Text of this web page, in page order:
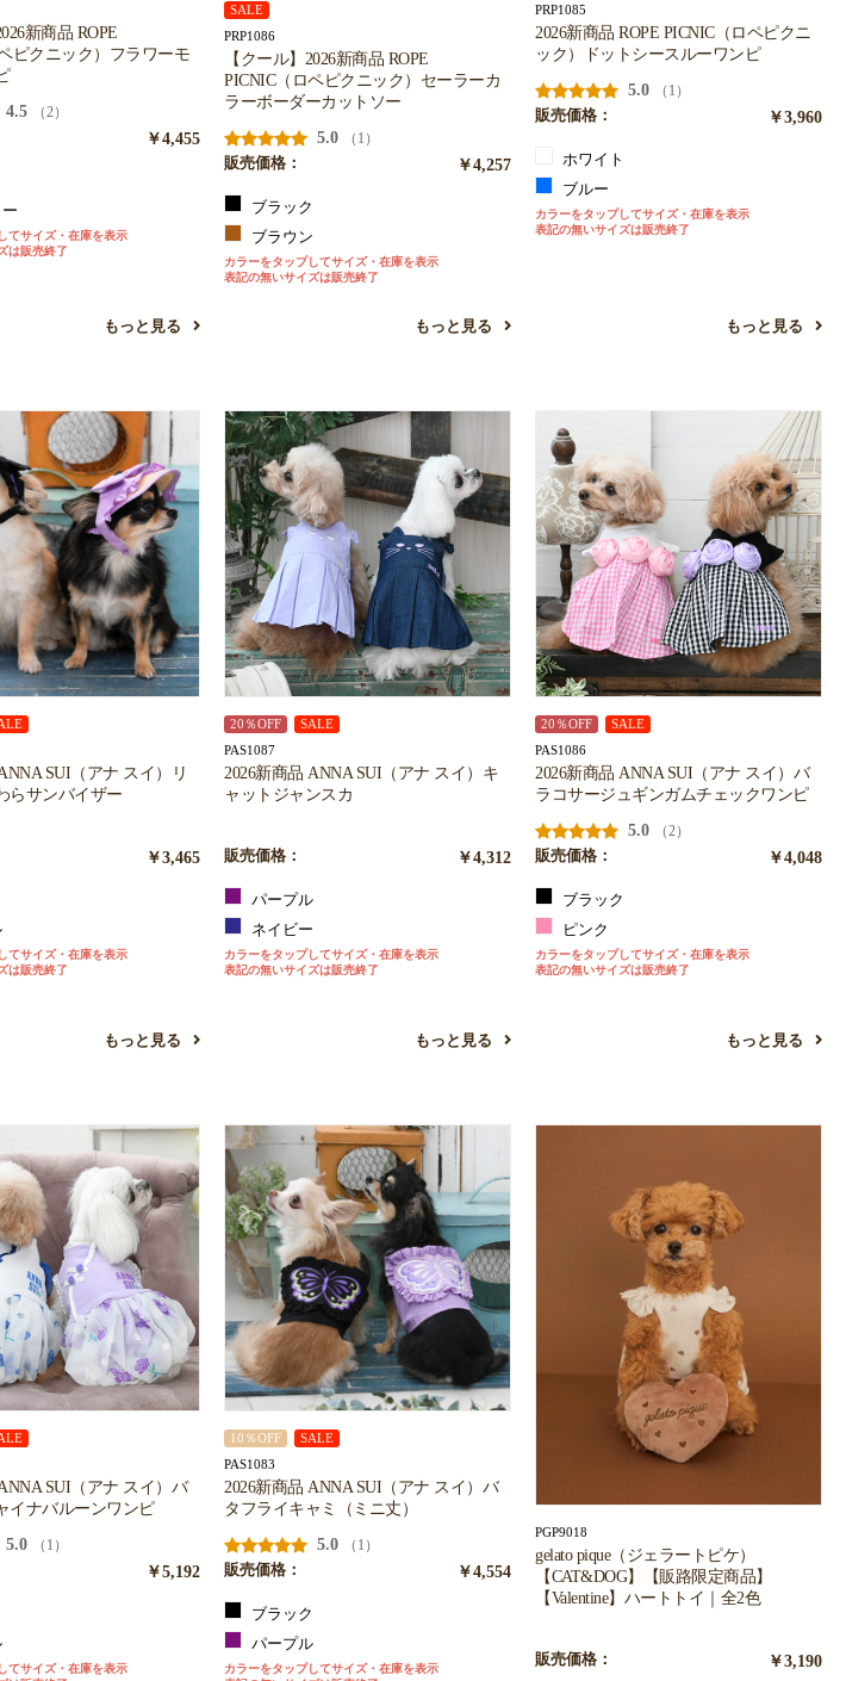
新商品 ROPE
ピクニック）フラワーモ
4.5
（2）
￥4,455
てサイズ・在庫を表示
は販売終了
もっと見る
SALE
PRP1086
【クール】2026新商品 ROPE
PICNIC（ロペピクニック）セーラーカ
ラーボーダーカットソー
5.0
（1）
販売価格：
￥4,257
ブラック
ブラウン
カラーをタップしてサイズ・在庫を表示
表記の無いサイズは販売終了
もっと見る
PRP1085
2026新商品 ROPE PICNIC（ロペピクニ
ック）ドットシースルーワンピ
5.0
（1）
販売価格：
￥3,960
ホワイト
ブルー
カラーをタップしてサイズ・在庫を表示
表記の無いサイズは販売終了
もっと見る
SUI（アナ スイ）リ
らサンバイザー
￥3,465
てサイズ・在庫を表示
は販売終了
もっと見る
20％OFF SALE
PAS1087
2026新商品 ANNA SUI（アナ スイ）キ
ャットジャンスカ
販売価格： ￥4,312
パープル
ネイビー
カラーをタップしてサイズ・在庫を表示
表記の無いサイズは販売終了
もっと見る
20％OFF SALE
PAS1086
2026新商品 ANNA SUI（アナ スイ）バ
ラコサージュギンガムチェックワンピ
5.0
（2）
販売価格：
￥4,048
ブラック
ピンク
カラーをタップしてサイズ・在庫を表示
表記の無いサイズは販売終了
もっと見る
SUI（アナ スイ）バ
イナバルーンワンピ
5.0
（1）
￥5,192
てサイズ・在庫を表示
10％OFF SALE
PAS1083
2026新商品 ANNA SUI（アナ スイ）バ
タフライキャミ（ミニ丈）
5.0
（1）
販売価格：
￥4,554
ブラック
パープル
カラーをタップしてサイズ・在庫を表示
PGP9018
gelato pique（ジェラートピケ）
【CAT&DOG】【販路限定商品】
【Valentine】ハートトイ｜全2色
販売価格： ￥3,190
る